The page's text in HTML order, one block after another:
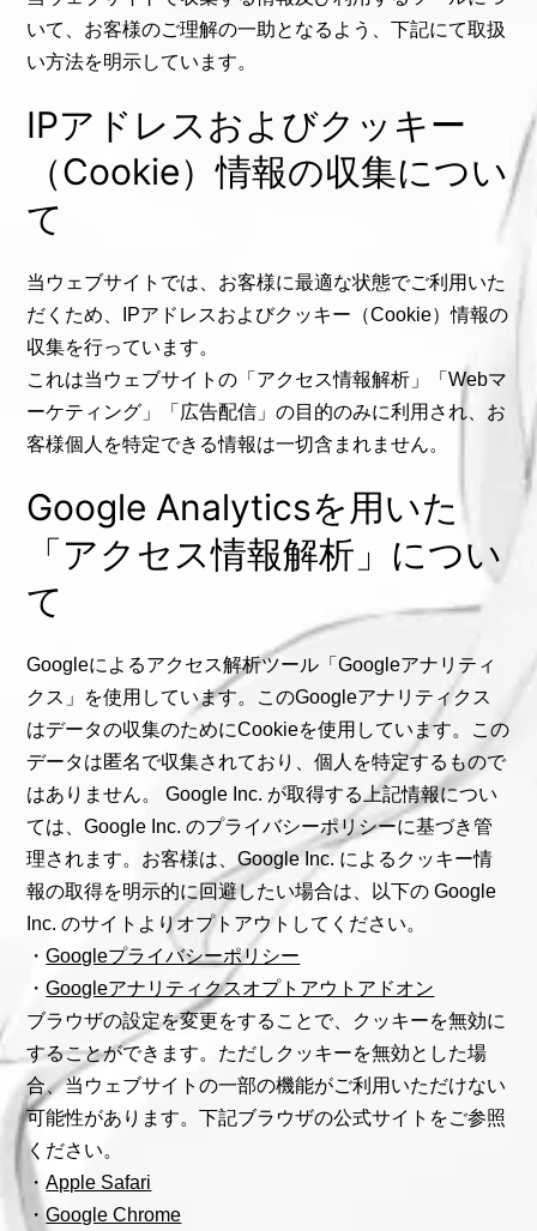
いて、お客様のご理解の一助となるよう、下記にて取扱
い方法を明示しています。
IPアドレスおよびクッキー
（Cookie）情報の収集につい
て
当ウェブサイトでは、お客様に最適な状態でご利用いた
だくため、IPアドレスおよびクッキー（Cookie）情報の
収集を行っています。
これは当ウェブサイトの「アクセス情報解析」「Webマ
ーケティング」「広告配信」の目的のみに利用され、お
客様個人を特定できる情報は一切含まれません。
Google Analyticsを用いた
「アクセス情報解析」につい
て
Googleによるアクセス解析ツール「Googleアナリティ
クス」を使用しています。このGoogleアナリティクス
はデータの収集のためにCookieを使用しています。この
データは匿名で収集されており、個人を特定するもので
はありません。 Google Inc. が取得する上記情報につい
ては、Google Inc. のプライバシーポリシーに基づき管
理されます。お客様は、Google Inc. によるクッキー情
報の取得を明示的に回避したい場合は、以下の Google
Inc. のサイトよりオプトアウトしてください。
・Googleプライバシーポリシー
・Googleアナリティクスオプトアウトアドオン
ブラウザの設定を変更をすることで、クッキーを無効に
することができます。ただしクッキーを無効とした場
合、当ウェブサイトの一部の機能がご利用いただけない
可能性があります。下記ブラウザの公式サイトをご参照
ください。
・Apple Safari
・Google Chrome